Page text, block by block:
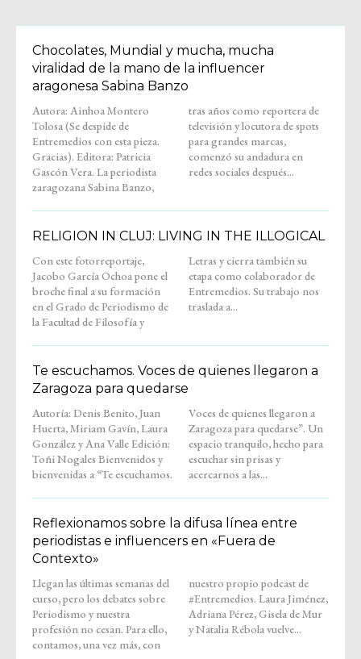
Chocolates, Mundial y mucha, mucha
viralidad de la mano de la influencer
aragonesa Sabina Banzo
Autora: Ainhoa Montero
Tolosa (Se despide de
Entremedios con esta pieza.
Gracias). Editora: Patricia
Gascón Vera. La periodista
zaragozana Sabina Banzo,
tras años como reportera de
televisión y locutora de spots
para grandes marcas,
comenzó su andadura en
redes sociales después...
RELIGION IN CLUJ: LIVING IN THE ILLOGICAL
Con este fotorreportaje,
Jacobo García Ochoa pone el
broche final a su formación
en el Grado de Periodismo de
la Facultad de Filosofía y
Letras y cierra también su
etapa como colaborador de
Entremedios. Su trabajo nos
traslada a...
Te escuchamos. Voces de quienes llegaron a
Zaragoza para quedarse
Autoría: Denis Benito, Juan
Huerta, Miriam Gavín, Laura
González y Ana Valle Edición:
Toñi Nogales Bienvenidos y
bienvenidas a “Te escuchamos.
Voces de quienes llegaron a
Zaragoza para quedarse”. Un
espacio tranquilo, hecho para
escuchar sin prisas y
acercarnos a las...
Reflexionamos sobre la difusa línea entre
periodistas e influencers en «Fuera de
Contexto»
Llegan las últimas semanas del
curso, pero los debates sobre
Periodismo y nuestra
profesión no cesan. Para ello,
contamos, una vez más, con
nuestro propio podcast de
#Entremedios. Laura Jiménez,
Adriana Pérez, Gisela de Mur
y Natalia Rébola vuelve...